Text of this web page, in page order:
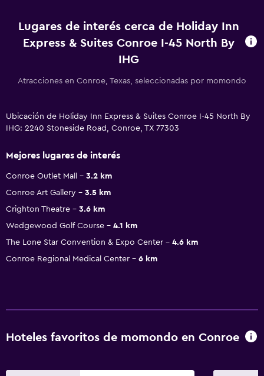
Lugares de interés cerca de Holiday Inn
Express & Suites Conroe I-45 North By
IHG
Atracciones en Conroe, Texas, seleccionadas por momondo
Ubicación de Holiday Inn Express & Suites Conroe I-45 North By
IHG: 2240 Stoneside Road, Conroe, TX 77303
Mejores lugares de interés
Conroe Outlet Mall
3.2 km
Conroe Art Gallery
3.5 km
Crighton Theatre
3.6 km
Wedgewood Golf Course
4.1 km
The Lone Star Convention & Expo Center
4.6 km
Conroe Regional Medical Center
6 km
Hoteles favoritos de momondo en Conroe